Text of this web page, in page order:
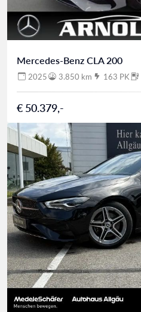
Mercedes-Benz CLA 200
2025 3.850 km 163 PK
€ 50.379,-